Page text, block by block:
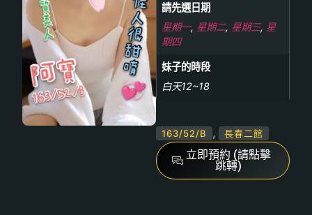
請先選日期
星期一, 星期二, 星期三, 星
期四
妹子的時段
白天12~18
163/52/B , 長春二館
立即預約 (請點擊
跳轉)